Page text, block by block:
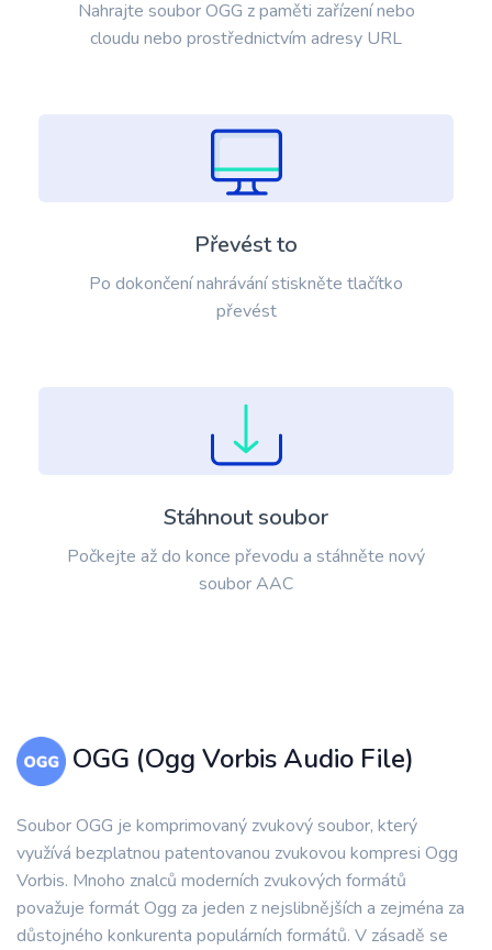
Nahrajte soubor OGG z paměti zařízení nebo
cloudu nebo prostřednictvím adresy URL
Převést to
Po dokončení nahrávání stiskněte tlačítko
převést
Stáhnout soubor
Počkejte až do konce převodu a stáhněte nový
soubor AAC
OGG (Ogg Vorbis Audio File)
Soubor OGG je komprimovaný zvukový soubor, který
využívá bezplatnou patentovanou zvukovou kompresi Ogg
Vorbis. Mnoho znalců moderních zvukových formátů
považuje formát Ogg za jeden z nejslibnějších a zejména za
důstojného konkurenta populárních formátů. V zásadě se